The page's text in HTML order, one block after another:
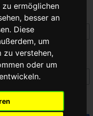
zu ermöglichen
besser an
Diese
um
zu verstehen,
oder um